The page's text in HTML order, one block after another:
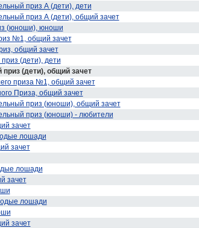
приз А (дети), дети
приз А (дети), общий зачет
(юноши), юноши
№1, общий зачет
общий зачет
(дети), дети
(дети), общий зачет
приза №1, общий зачет
Приза, общий зачет
приз (юноши), общий зачет
приз (юноши) - любители
зачет
лошади
зачет
лошади
зачет
лошади
зачет